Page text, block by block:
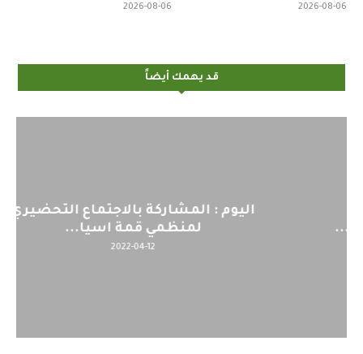
2026-08-06 2026-08-06
قد يهمك أيضاً
اليوم : المشاركة بالاجتماع التحضيري
لمنظمي قمة اسيا...